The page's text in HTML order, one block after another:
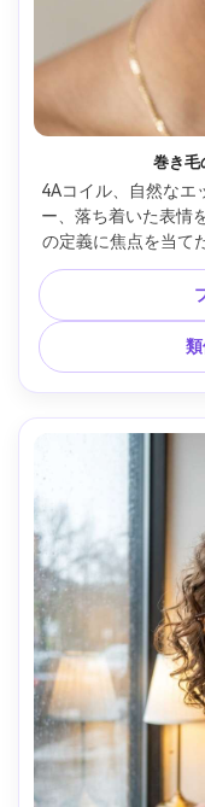
巻き毛
4Aコイル、自然なエ
ー、落ち着いた表情
の定義に焦点を当て
レート。シンプルな
な背景。穏やかな鏡
タイルの照明。
トなフレーミング、
解像度、